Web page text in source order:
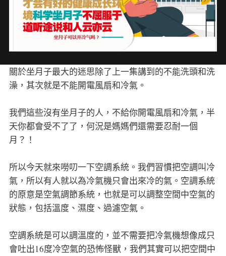
關於坐月子最大的迷思除了上一集講到的不能洗頭和洗
澡，其次就是不能開電風扇和冷氣。
我們這些沒有坐月子的人，不給你開電風扇和冷氣，半
天你都會受不了了，何況是媽媽們還需要忍耐一個
月？！
所以今天就來嘮叨一下空調系統。我們習慣把空調叫冷
氣，所以有人就以為冷氣機只會出來冷的氣。空調系統
的原意是空氣調節系統，也就是可以調整空間中空氣的
狀態，包括溫度、濕度、過濾空氣。
空調系統是可以調溫度的，並不需要把冷氣機想像成只
會吐出16度冷空氣的恐怖怪獸，我們其實可以把空間中